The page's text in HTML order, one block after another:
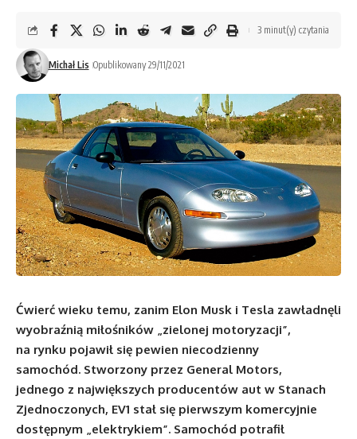
Michał Lis Opublikowany 29/11/2021
3 minut(y) czytania
Ćwierć wieku temu, zanim Elon Musk i Tesla zawładnęli
wyobraźnią miłośników „zielonej motoryzacji”,
na rynku pojawił się pewien niecodzienny
samochód. Stworzony przez General Motors,
jednego z największych producentów aut w Stanach
Zjednoczonych, EV1 stał się pierwszym komercyjnie
dostępnym „elektrykiem”. Samochód potrafił